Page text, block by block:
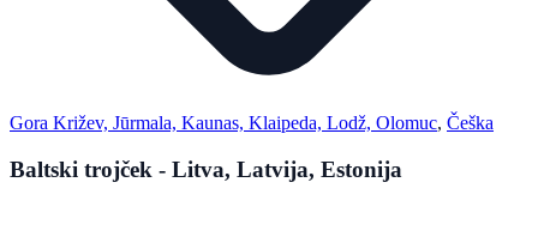
Gora Križev, Jūrmala, Kaunas, Klaipeda, Lodž, Olomuc, Češka
Baltski trojček - Litva, Latvija, Estonija